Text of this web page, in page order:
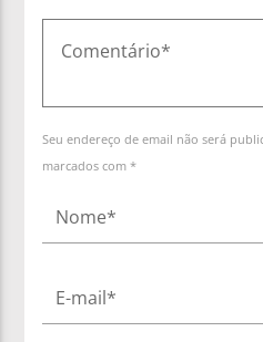
Seu endereço de email não será
marcados com *